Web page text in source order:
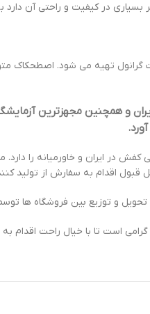
در کیفیت و راحتی آن
تهیه می شود. اصطحکاک
و همچنین مجهزترین
در ایران و خاورمیانه را
قبول اقدام به سفارش از
و توزیع بین فروشگاه ها
است تا با خیال راحت اقدام